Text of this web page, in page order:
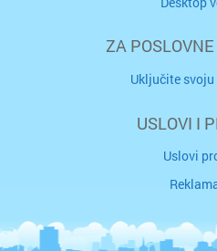
ZA
Uključite
USLOVI I
Uslovi